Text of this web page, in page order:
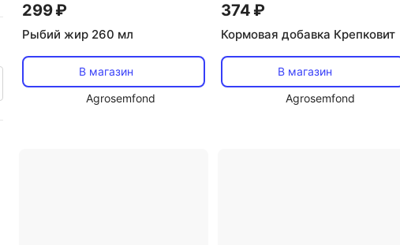
299 ₽
Рыбий жир 260 мл
В магазин
Agrosemfond
374 ₽
Кормовая добавка Крепковит
В магазин
Agrosemfond